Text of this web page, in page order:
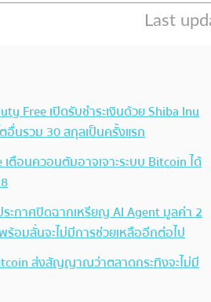
Free เปิดรับชำระเงินด้วย Shiba Inu
อื่นรวม 30 สกุลเป็นครั้งแรก
เตือนควอนตัมอาจเจาะระบบ Bitcoin ได้
ะกาศปิดฉากเหรียญ AI Agent มูลค่า 2
อมลั่นจะไม่มีการช่วยเหลืออีกต่อไป
ส่งสัญญาณว่าตลาดกระทิงจะไม่มี